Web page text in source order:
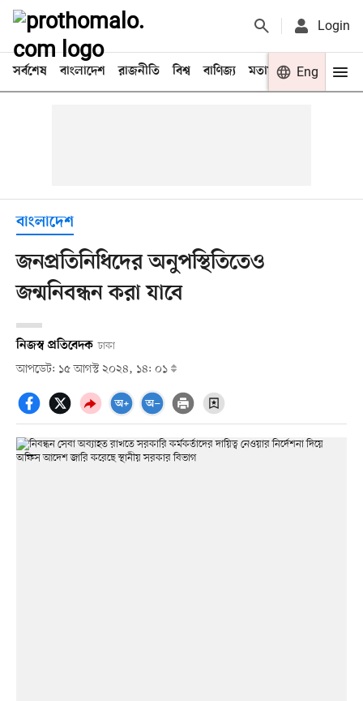
Login
সর্বশেষ বাংলাদেশ রাজনীতি বিশ্ব বাণিজ্য মতামত খেলা
Eng
বাংলাদেশ
জনপ্রতিনিধিদের অনুপস্থিতিতেও
জন্মনিবন্ধন করা যাবে
নিজস্ব প্রতিবেদক ঢাকা
আপডেট: ১৫ আগস্ট ২০২৪, ১৪: ০১